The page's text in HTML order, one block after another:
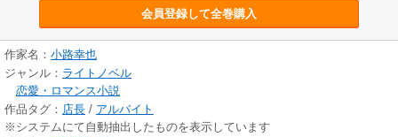
会員登録して全巻購入
作家名： 小路幸也
ジャンル： ライトノベル
恋愛・ロマンス小説
作品タグ： 店長 / アルバイト
※システムにて自動抽出したものを表示しています